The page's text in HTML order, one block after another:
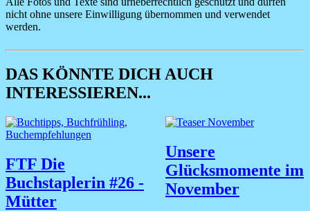
nicht ohne unsere Einwilligung übernommen und verwendet
werden.
DAS KÖNNTE DICH AUCH
INTERESSIEREN...
FTF Die
Buchstaplerin #26 -
Mütter
Unsere
Glücksmomente im
November